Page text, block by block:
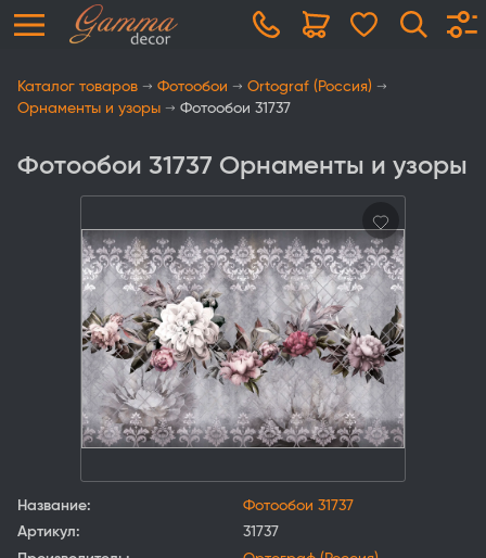
Каталог товаров Фотообои
Ortograf (Россия)
Орнаменты и узоры
Фотообои 31737
Фотообои 31737 Орнаменты и узоры
Название:
Фотообои 31737
Артикул:
31737